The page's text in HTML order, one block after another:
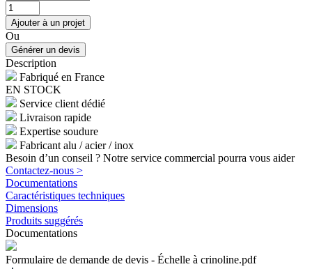
Ou
Description
Fabriqué en France
EN STOCK
Service client dédié
Livraison rapide
Expertise soudure
Fabricant alu / acier / inox
Besoin d’un conseil ? Notre service commercial pourra vous aider
Contactez-nous >
Documentations
Caractéristiques techniques
Dimensions
Produits suggérés
Documentations
Formulaire de demande de devis - Échelle à crinoline.pdf